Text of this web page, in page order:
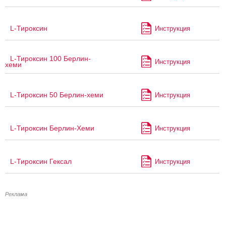
L-Тироксин Инструкция
L-Тироксин 100 Берлин-
хеми Инструкция
L-Тироксин 50 Берлин-хеми Инструкция
L-Тироксин Берлин-Хеми Инструкция
L-Тироксин Гексал Инструкция
Реклама